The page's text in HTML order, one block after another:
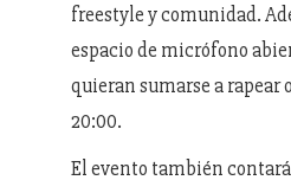
freestyle y comunidad.
espacio de micrófono
quieran sumarse a rapear
20:00.
El evento también